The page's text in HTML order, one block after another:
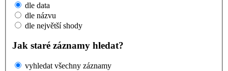
dle data
dle názvu
dle největší shody
Jak staré záznamy hledat?
vyhledat všechny záznamy